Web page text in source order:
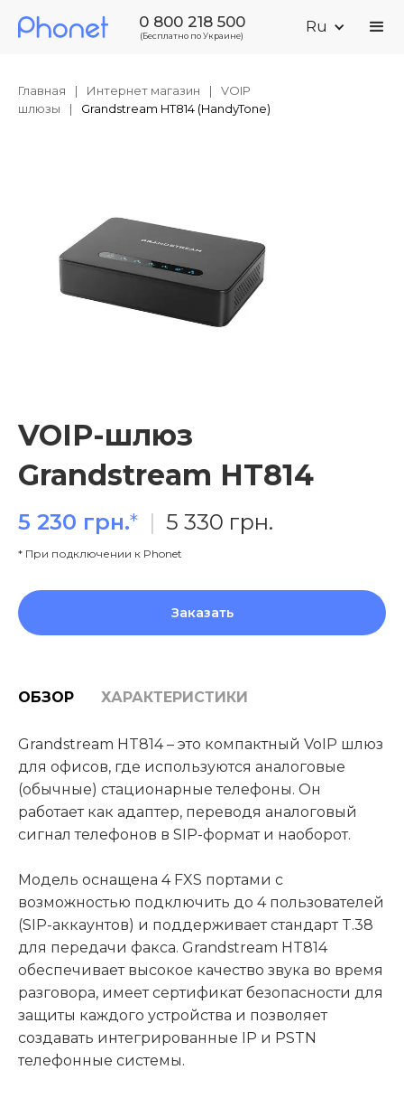
0 800 218 500
(Бесплатно по Украине)
Ru
Главная | Интернет магазин |
VOIP
шлюзы
| Grandstream HT814 (HandyTone)
VOIP-шлюз
Grandstream HT814
5 230 грн.* | 5 330 грн.
* При подключении к Phonet
Заказать
ОБЗОР ХАРАКТЕРИСТИКИ
Grandstream HT814 – это компактный VoIP шлюз
для офисов, где используются аналоговые
(обычные) стационарные телефоны. Он
работает как адаптер, переводя аналоговый
сигнал телефонов в SIP-формат и наоборот.
Модель оснащена 4 FXS портами с
возможностью подключить до 4 пользователей
(SIP-аккаунтов) и поддерживает стандарт T.38
для передачи факса. Grandstream HT814
обеспечивает высокое качество звука во время
разговора, имеет сертификат безопасности для
защиты каждого устройства и позволяет
создавать интегрированные IP и PSTN
телефонные системы.